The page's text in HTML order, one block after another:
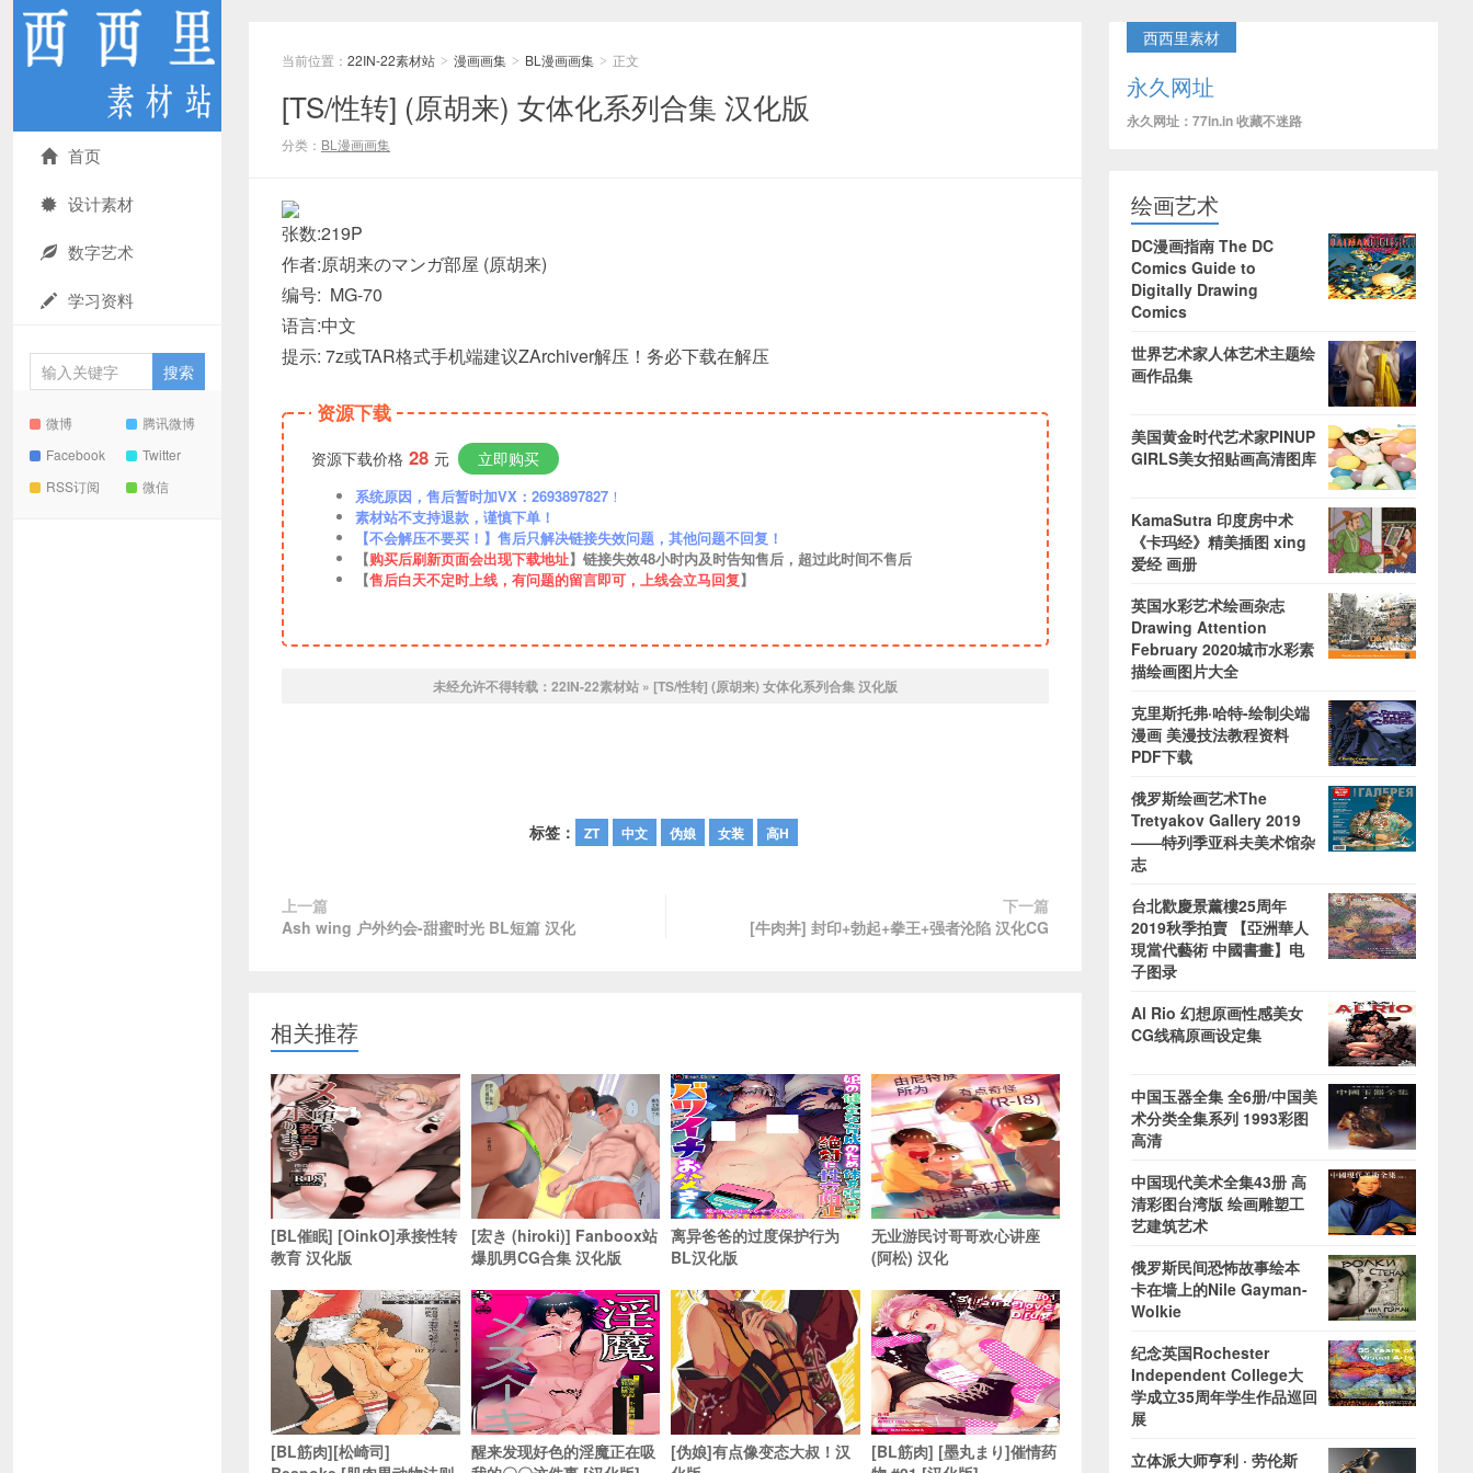
首页
设计素材
数字艺术
学习资料
微博
腾讯微博
Facebook
Twitter
RSS订阅
微信
当前位置： 22IN-22素材站 > 漫画画集 > BL漫画画集 > 正文
[TS/性转] (原胡来) 女体化系列合集 汉化版
分类： BL漫画画集
张数:219P
作者:原胡来のマンガ部屋 (原胡来)
编号: MG-70
语言:中文
提示: 7z或TAR格式手机端建议ZArchiver解压！务必下载在解压
资源下载
资源下载价格 28 元 立即购买
系统原因，售后暂时加VX：2693897827 ！
素材站不支持退款，谨慎下单！
【不会解压不要买！】售后只解决链接失效问题，其他问题不回复！
【购买后刷新页面会出现下载地址】链接失效48小时内及时告知售后，超过此时间不售后
【售后白天不定时上线，有问题的留言即可，上线会立马回复】
未经允许不得转载： 22IN-22素材站 » [TS/性转] (原胡来) 女体化系列合集 汉化版
标签： ZT 中文 伪娘 女装 高H
上一篇
Ash wing 户外约会-甜蜜时光 BL短篇 汉化
下一篇
[牛肉丼] 封印+勃起+拳王+强者沦陷 汉化CG
相关推荐
[BL催眠] [OinkO]承接性转
教育 汉化版
[宏き (hiroki)] Fanboox站
爆肌男CG合集 汉化版
离异爸爸的过度保护行为
BL汉化版
无业游民讨哥哥欢心讲座
(阿松) 汉化
[BL筋肉][松崎司]
醒来发现好色的淫魔正在吸
[伪娘]有点像变态大叔！汉
[BL筋肉] [墨丸まり]催情药
西西里素材
永久网址
永久网址：77in.in 收藏不迷路
绘画艺术
DC漫画指南 The DC
Comics Guide to
Digitally Drawing
Comics
世界艺术家人体艺术主题绘
画作品集
美国黄金时代艺术家PINUP
GIRLS美女招贴画高清图库
KamaSutra 印度房中术
《卡玛经》精美插图 xing
爱经 画册
英国水彩艺术绘画杂志
Drawing Attention
February 2020城市水彩素
描绘画图片大全
克里斯托弗·哈特-绘制尖端
漫画 美漫技法教程资料
PDF下载
俄罗斯绘画艺术The
Tretyakov Gallery 2019
——特列季亚科夫美术馆杂
志
台北歡慶景薰樓25周年
2019秋季拍賣 【亞洲華人
現當代藝術 中國書畫】电
子图录
Al Rio 幻想原画性感美女
CG线稿原画设定集
中国玉器全集 全6册/中国美
术分类全集系列 1993彩图
高清
中国现代美术全集43册 高
清彩图台湾版 绘画雕塑工
艺建筑艺术
俄罗斯民间恐怖故事绘本
卡在墙上的Nile Gayman-
Wolkie
纪念英国Rochester
Independent College大
学成立35周年学生作品巡回
展
立体派大师亨利 · 劳伦斯